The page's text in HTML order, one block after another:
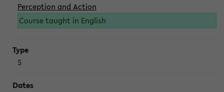
Perception and Action
Course taught in English
S